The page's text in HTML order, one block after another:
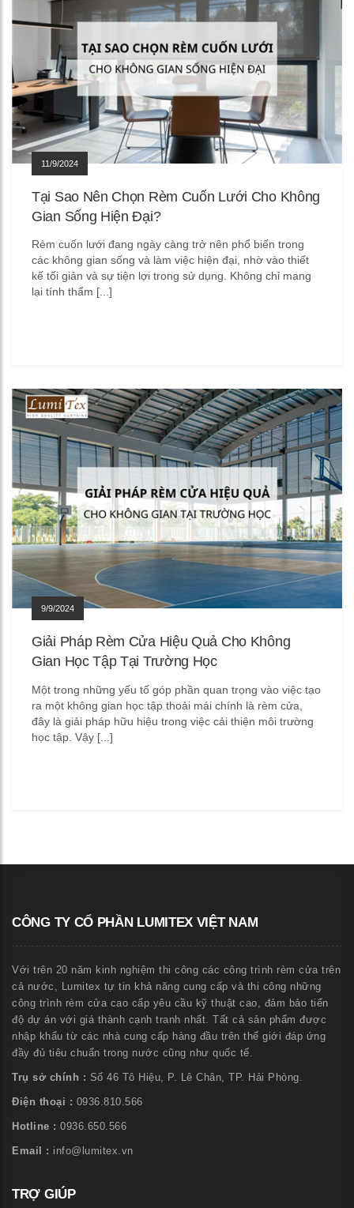
11/9/2024
Tại Sao Nên Chọn Rèm Cuốn Lưới Cho Không
Gian Sống Hiện Đại?
Rèm cuốn lưới đang ngày càng trở nên phổ biến trong
các không gian sống và làm việc hiện đại, nhờ vào thiết
kế tối giản và sự tiện lợi trong sử dụng. Không chỉ mang
lại tính thẩm [...]
9/9/2024
Giải Pháp Rèm Cửa Hiệu Quả Cho Không
Gian Học Tập Tại Trường Học
Một trong những yếu tố góp phần quan trọng vào việc tạo
ra một không gian học tập thoải mái chính là rèm cửa,
đây là giải pháp hữu hiệu trong việc cải thiện môi trường
học tập. Vậy [...]
CÔNG TY CỔ PHẦN LUMITEX VIỆT NAM
Với trên 20 năm kinh nghiệm thi công các công trình rèm cửa trên
cả nước, Lumitex tự tin khả năng cung cấp và thi công những
công trình rèm cửa cao cấp yêu cầu kỹ thuật cao, đảm bảo tiến
độ dự án với giá thành cạnh tranh nhất. Tất cả sản phẩm được
nhập khẩu từ các nhà cung cấp hàng đầu trên thế giới đáp ứng
đầy đủ tiêu chuẩn trong nước cũng như quốc tế.
Trụ sở chính : Số 46 Tô Hiệu, P. Lê Chân, TP. Hải Phòng.
Điện thoại : 0936.810.566
Hotline : 0936.650.566
Email : info@lumitex.vn
TRỢ GIÚP